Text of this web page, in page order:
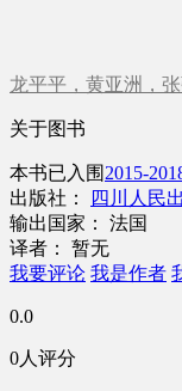
龙平平，黄亚洲，
关于图书
本书已入围 2015-
出版社：
四川人民
输出国家： 法国
译者： 暂无
我要评论 我是作者
0.0
0人评分